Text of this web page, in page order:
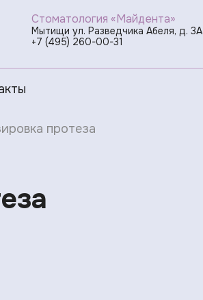
Стоматология «Майдента»
Мытищи ул. Разведчика Абеля, д. 3А
+7 (495) 260-00-31
протеза